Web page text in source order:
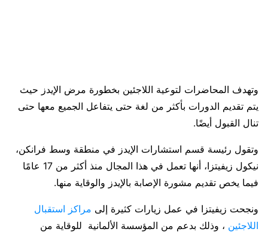
وتهدف المحاضرات لتوعية اللاجئين بخطورة مرض الإيدز حيث
يتم تقديم الدورات بأكثر من لغة حتى يتفاعل الجميع معها حتى
تنال القبول أيضًا.
وتقول رئيسة قسم استشارات الإيدز في منطقة وسط فرانكن،
نيكول زيفيتزا، أنها تعمل في هذا المجال منذ أكثر من 17 عامًا
فيما يخص تقديم مشورة الإصابة بالإيدز والوقاية منها.
ونجحت زيفيتزا في عمل زيارات كثيرة إلى مراكز استقبال
اللاجئين ، وذلك بدعم من المؤسسة الألمانية للوقاية من